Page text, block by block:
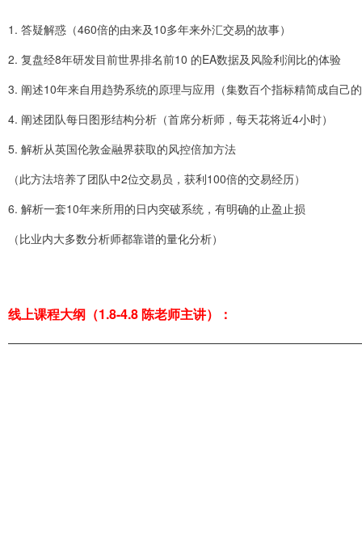
1. 答疑解惑（460倍的由来及10多年来外汇交易的故事）
2. 复盘经8年研发目前世界排名前10 的EA数据及风险利润比的体验
3. 阐述10年来自用趋势系统的原理与应用（集数百个指标精简成自己
4. 阐述团队每日图形结构分析（首席分析师，每天花将近4小时）
5. 解析从英国伦敦金融界获取的风控倍加方法
（此方法培养了团队中2位交易员，获利100倍的交易经历）
6. 解析一套10年来所用的日内突破系统，有明确的止盈止损
（比业内大多数分析师都靠谱的量化分析）
线上课程大纲（1.8-4.8 陈老师主讲）：